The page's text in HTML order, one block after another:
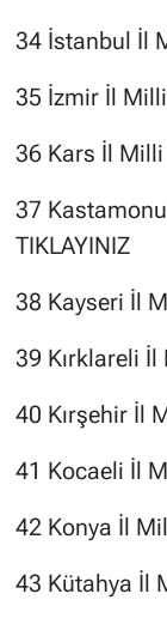
34 İstanbul İl
35 İzmir İl
36 Kars İl
37
TIKLAYINIZ
38 Kayseri İl
39 Kırklareli
40 Kırşehir İl
41 Kocaeli İl
42 Konya İl
43 Kütahya İl